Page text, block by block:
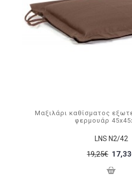
LNS N2/42
Μαξιλάρι καθίσματος
φερμουάρ
19,25€